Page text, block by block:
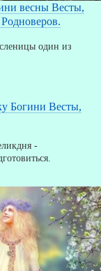
весны Весты,
один из
Богини Весты,
-